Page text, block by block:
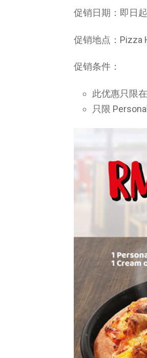
促销日期：即日起
促销地点：Pizza
促销条件：
此优惠只限
只限